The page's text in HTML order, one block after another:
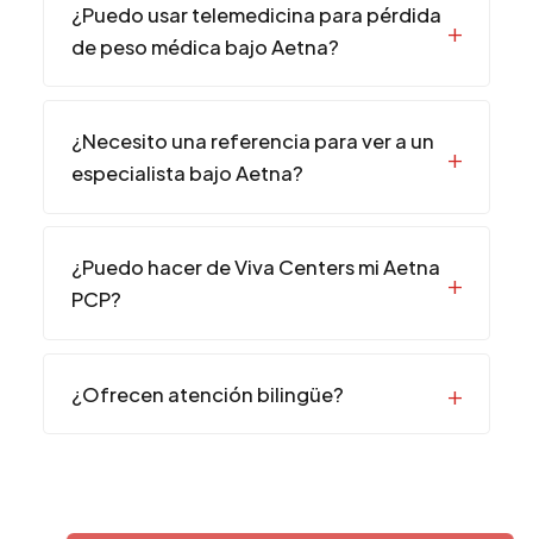
¿Puedo usar telemedicina para pérdida
de peso médica bajo Aetna?
¿Necesito una referencia para ver a un
especialista bajo Aetna?
¿Puedo hacer de Viva Centers mi Aetna
PCP?
¿Ofrecen atención bilingüe?